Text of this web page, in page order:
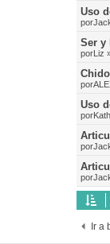
Uso
por
Ser y
porLiz
Chido
por
Uso
por
por
por
Ir a